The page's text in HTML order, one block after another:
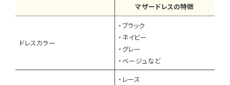
マザードレスの特徴
ドレスカラー
・ブラック
・ネイビー
・グレー
・ベージュなど
・レース